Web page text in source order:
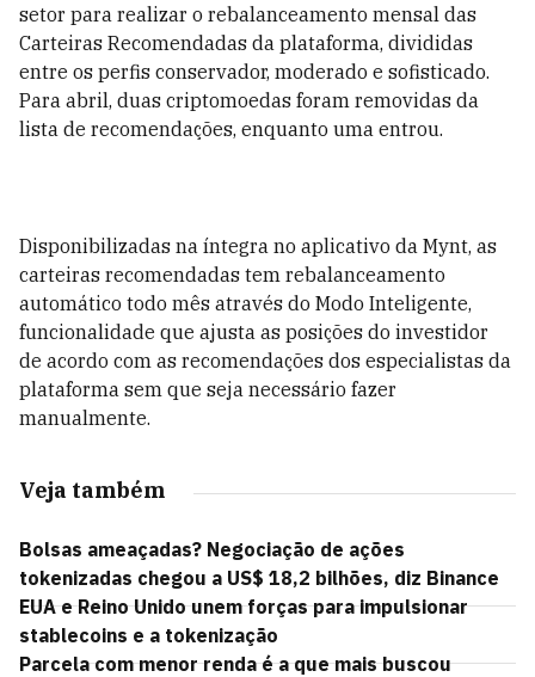
setor para realizar o rebalanceamento mensal das
Carteiras Recomendadas da plataforma, divididas
entre os perfis conservador, moderado e sofisticado.
Para abril, duas criptomoedas foram removidas da
lista de recomendações, enquanto uma entrou.
Disponibilizadas na íntegra no aplicativo da Mynt, as
carteiras recomendadas tem rebalanceamento
automático todo mês através do Modo Inteligente,
funcionalidade que ajusta as posições do investidor
de acordo com as recomendações dos especialistas da
plataforma sem que seja necessário fazer
manualmente.
Veja também
Bolsas ameaçadas? Negociação de ações
tokenizadas chegou a US$ 18,2 bilhões, diz Binance
EUA e Reino Unido unem forças para impulsionar
stablecoins e a tokenização
Parcela com menor renda é a que mais buscou